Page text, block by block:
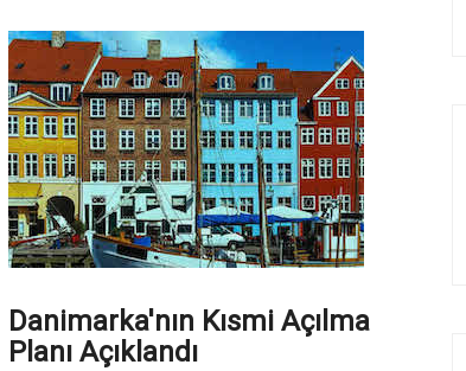
Danimarka'nın Kısmi Açılma
Planı Açıklandı